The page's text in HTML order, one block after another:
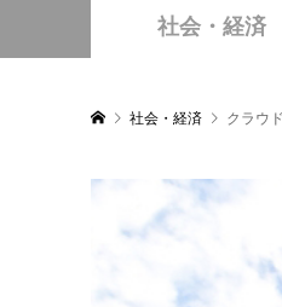
社会・経済
社会・経済 クラウ